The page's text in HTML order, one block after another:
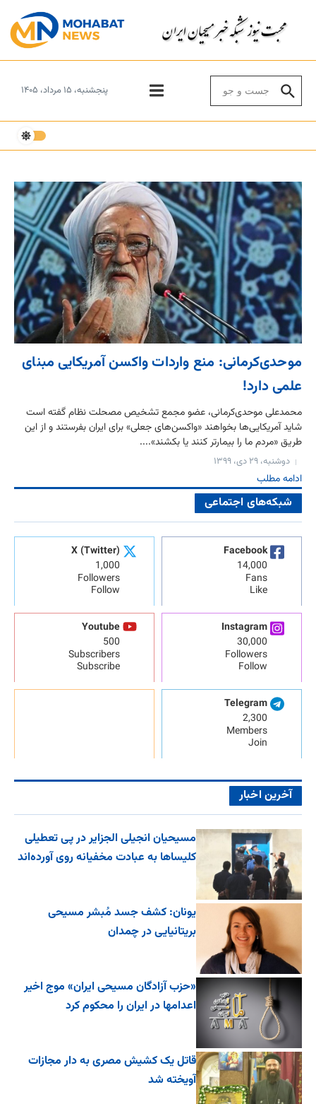
پنجشنبه، ۱۵ مرداد، ۱۴۰۵
موحدی‌کرمانی: منع واردات واکسن آمریکایی مبنای
علمی دارد!
محمدعلی موحدی‌کرمانی، عضو مجمع تشخیص مصحلت نظام گفته است
شاید آمریکایی‌ها بخواهند «واکسن‌های جعلی» برای ایران بفرستند و از این
طریق «مردم ما را بیمارتر کنند یا بکشند»....
دوشنبه، ۲۹ دی، ۱۳۹۹
ادامه مطلب
شبکه‌های اجتماعی
Facebook
14,000
Fans
Like
X (Twitter)
1,000
Followers
Follow
Instagram
30,000
Followers
Follow
Youtube
500
Subscribers
Subscribe
Telegram
2,300
Members
Join
آخرین اخبار
مسیحیان انجیلی الجزایر در پی تعطیلی
کلیساها به عبادت مخفیانه روی آورده‌اند
یونان: کشف جسد مُبشر مسیحی
بریتانیایی در چمدان
«حزب آزادگان مسیحی ایران» موج اخیر
اعدامها در ایران را محکوم کرد
قاتل یک کشیش مصری به دار مجازات
آویخته شد